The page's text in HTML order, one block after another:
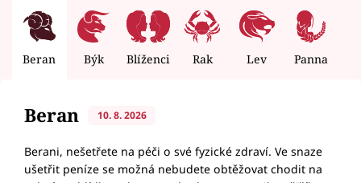
Beran Býk Blíženci Rak Lev Panna
Beran 10. 8. 2026
Berani, nešetřete na péči o své fyzické zdraví. Ve snaze
ušetřit peníze se možná nebudete obtěžovat chodit na